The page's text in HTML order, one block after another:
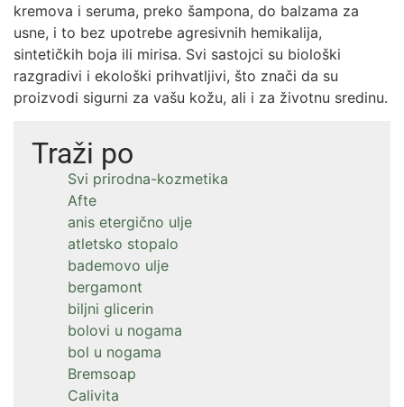
Traži po
Svi prirodna-kozmetika
Afte
anis etergično ulje
atletsko stopalo
bademovo ulje
bergamont
biljni glicerin
bolovi u nogama
bol u nogama
Bremsoap
Calivita
kremova i seruma, preko šampona, do balzama za
usne, i to bez upotrebe agresivnih hemikalija,
sintetičkih boja ili mirisa. Svi sastojci su biološki
razgradivi i ekološki prihvatljivi, što znači da su
proizvodi sigurni za vašu kožu, ali i za životnu sredinu.